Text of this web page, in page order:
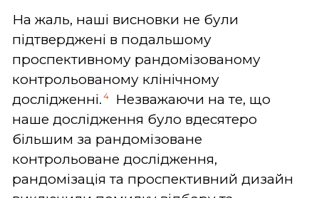
На жаль, наші висновки не були
підтверджені в подальшому
проспективному рандомізованому
контрольованому клінічному
дослідженні. 4
Незважаючи на те, що
наше дослідження було вдесятеро
більшим за рандомізоване
контрольоване дослідження,
рандомізація та проспективний дизайн